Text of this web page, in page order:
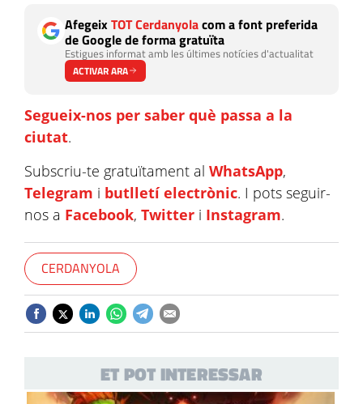
AfegeixTOT Cerdanyolacom a font preferida
de Google de forma gratuïta
Estigues informat amb les últimes notícies d'actualitat
ACTIVAR ARA
Segueix-nos per saber què passa a la
ciutat.
Subscriu-te gratuïtament al WhatsApp,
Telegram i butlletí electrònic. I pots seguir-
nos a Facebook, Twitter i Instagram.
CERDANYOLA
ET POT INTERESSAR